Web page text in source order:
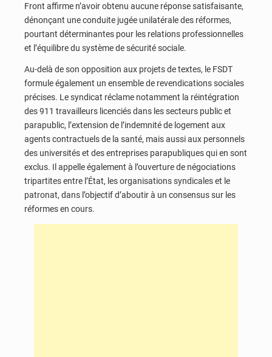
Front affirme n’avoir obtenu aucune réponse satisfaisante,
dénonçant une conduite jugée unilatérale des réformes,
pourtant déterminantes pour les relations professionnelles
et l’équilibre du système de sécurité sociale.
Au-delà de son opposition aux projets de textes, le FSDT
formule également un ensemble de revendications sociales
précises. Le syndicat réclame notamment la réintégration
des 911 travailleurs licenciés dans les secteurs public et
parapublic, l’extension de l’indemnité de logement aux
agents contractuels de la santé, mais aussi aux personnels
des universités et des entreprises parapubliques qui en sont
exclus. Il appelle également à l’ouverture de négociations
tripartites entre l’État, les organisations syndicales et le
patronat, dans l’objectif d’aboutir à un consensus sur les
réformes en cours.